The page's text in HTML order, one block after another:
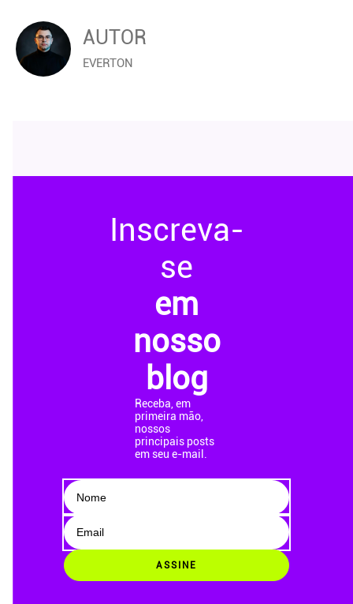
AUTOR
EVERTON
Inscreva-
se
em
nosso
blog
Receba, em
primeira mão,
nossos
principais posts
em seu e-mail.
ASSINE